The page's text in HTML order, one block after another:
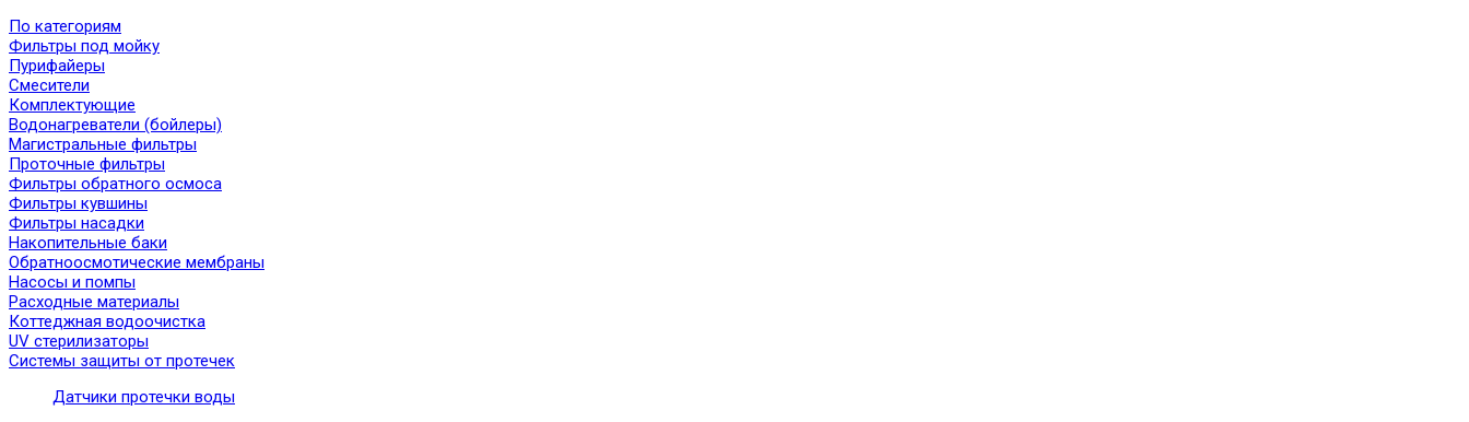
По категориям
Фильтры под мойку
Пурифайеры
Смесители
Комплектующие
Водонагреватели (бойлеры)
Магистральные фильтры
Проточные фильтры
Фильтры обратного осмоса
Фильтры кувшины
Фильтры насадки
Накопительные баки
Обратноосмотические мембраны
Насосы и помпы
Расходные материалы
Коттеджная водоочистка
UV стерилизаторы
Системы защиты от протечек
Датчики протечки воды